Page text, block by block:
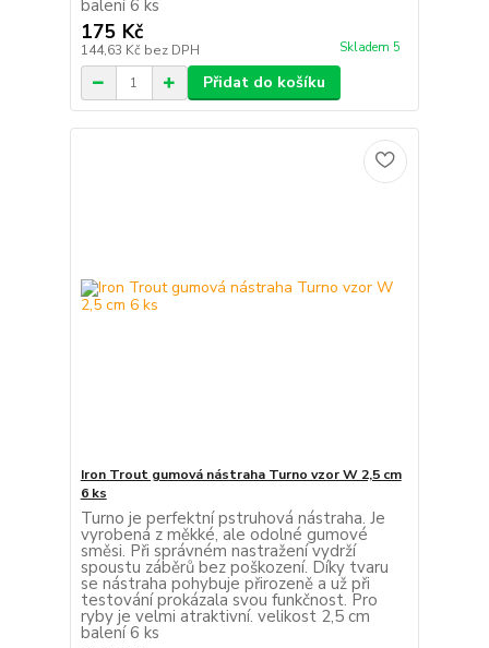
balení 6 ks
175 Kč
144,63 Kč bez DPH Skladem 5
Přidat do košíku
Iron Trout gumová nástraha Turno vzor W 2,5 cm
6 ks
Turno je perfektní pstruhová nástraha. Je
vyrobená z měkké, ale odolné gumové
směsi. Při správném nastražení vydrží
spoustu záběrů bez poškození. Díky tvaru
se nástraha pohybuje přirozeně a už při
testování prokázala svou funkčnost. Pro
ryby je velmi atraktivní. velikost 2,5 cm
balení 6 ks